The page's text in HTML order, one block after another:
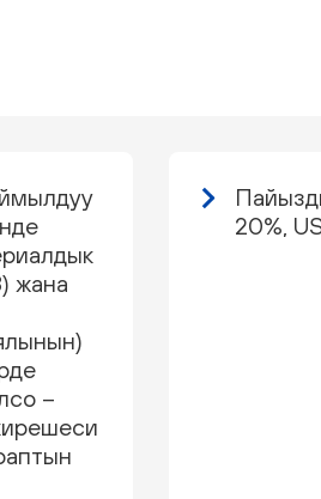
жана
–
20%,